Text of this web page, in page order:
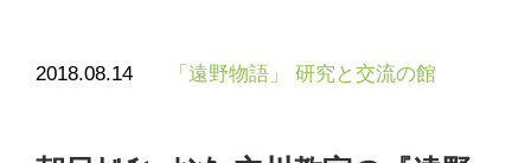
2018.08.14 「遠野物語」 研究と交流の館